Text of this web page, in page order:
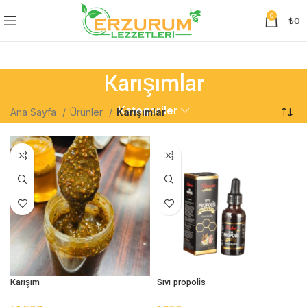
0 ₺0
Karışımlar
Kategoriler
Ana Sayfa Ürünler Karışımlar
Karışım Sıvı propolis